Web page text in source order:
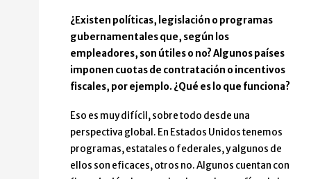
¿Existen políticas, legislación o programas
gubernamentales que, según los
empleadores, son útiles o no? Algunos países
imponen cuotas de contratación o incentivos
fiscales, por ejemplo. ¿Qué es lo que funciona?
Eso es muy difícil, sobre todo desde una
perspectiva global. En Estados Unidos tenemos
programas, estatales o federales, y algunos de
ellos son eficaces, otros no. Algunos cuentan con